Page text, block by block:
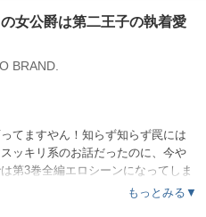
の女公爵は第二王子の執着愛
BRAND.
てますやん！知らず知らず罠には
ッキリ系のお話だったのに、今や
第3巻全編エロシーンになってしま
もっとみる▼